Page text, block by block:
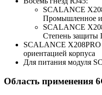
SCALANCE
Промышленное
SCALANCE
Степень защиты
SCALANCE X208PRO
ориентацией корпуса
Для питания модуля
Область применения